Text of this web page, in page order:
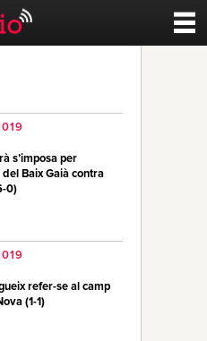
Esports
Qui Som
s’imposa per
Baix Gaià contra
0)
refer-se al camp
(1-1)